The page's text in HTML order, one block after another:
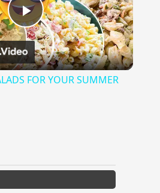
Play
Video
FOR YOUR SUMMER